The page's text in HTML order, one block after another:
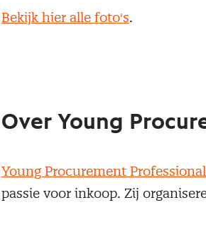
Bekijk hier alle foto's.
Over Young
Young Procurement
passie voor inkoop. Zij